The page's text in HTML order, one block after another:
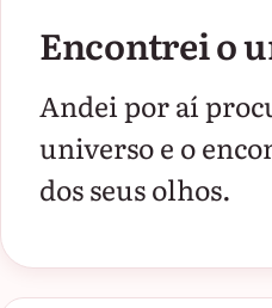
Encontrei o
Andei por aí
universo e o
dos seus olhos.